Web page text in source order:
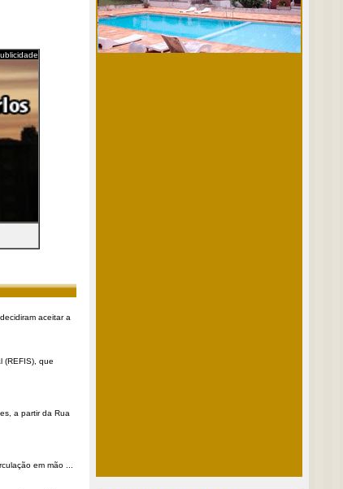
aceitar a
(REFIS), que
a partir da Rua
em mão ...